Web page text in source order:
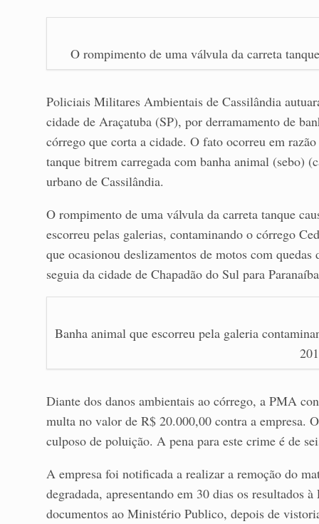
O rompimento de uma válvula da carreta
Policiais Militares Ambientais de Cassilândia
cidade de Araçatuba (SP), por derramamento de
córrego que corta a cidade. O fato ocorreu em
tanque bitrem carregada com banha animal (sebo)
urbano de Cassilândia.
O rompimento de uma válvula da carreta tanque
escorreu pelas galerias, contaminando o córrego
que ocasionou deslizamentos de motos com
seguia da cidade de Chapadão do Sul para
Banha animal que escorreu pela galeria
Diante dos danos ambientais ao córrego, a PMA
multa no valor de R$ 20.000,00 contra a empresa.
culposo de poluição. A pena para este crime é de
A empresa foi notificada a realizar a remoção do
degradada, apresentando em 30 dias os resultados
documentos ao Ministério Publico, depois de